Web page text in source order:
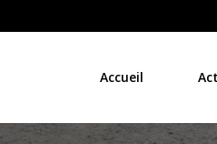
Accueil